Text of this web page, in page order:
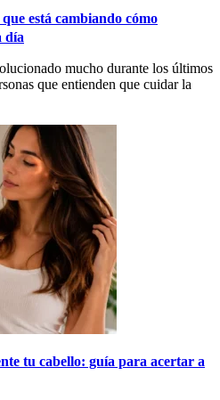
está cambiando cómo
día
mucho durante los últimos
que entienden que cuidar la
tu cabello: guía para acertar a